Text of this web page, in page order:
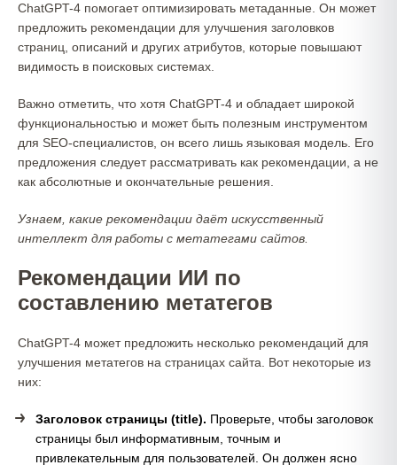
ChatGPT-4 помогает оптимизировать метаданные. Он может
предложить рекомендации для улучшения заголовков
страниц, описаний и других атрибутов, которые повышают
видимость в поисковых системах.
Важно отметить, что хотя ChatGPT-4 и обладает широкой
функциональностью и может быть полезным инструментом
для SEO-специалистов, он всего лишь языковая модель. Его
предложения следует рассматривать как рекомендации, а не
как абсолютные и окончательные решения.
Узнаем, какие рекомендации даёт искусственный
интеллект для работы с метатегами сайтов.
Рекомендации ИИ по
составлению метатегов
ChatGPT-4 может предложить несколько рекомендаций для
улучшения метатегов на страницах сайта. Вот некоторые из
них:
Заголовок страницы (title). Проверьте, чтобы заголовок
страницы был информативным, точным и
привлекательным для пользователей. Он должен ясно